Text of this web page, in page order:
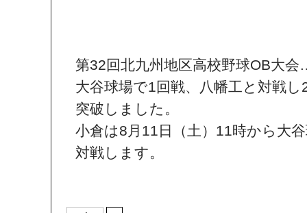
第32回北九州地区高校野球OB大
大谷球場で1回戦、八幡工と対戦
突破しました。
小倉は8月11日（土）11時から大
対戦します。